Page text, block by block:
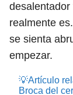
realmente
se sienta
empezar.
💡Artículo
Broca del